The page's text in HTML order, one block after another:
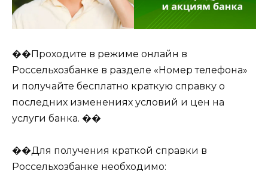
��Проходите в режиме онлайн в
Россельхозбанке в разделе «Номер телефона»
и получайте бесплатно краткую справку о
последних изменениях условий и цен на
услуги банка. ��
��Для получения краткой справки в
Россельхозбанке необходимо: